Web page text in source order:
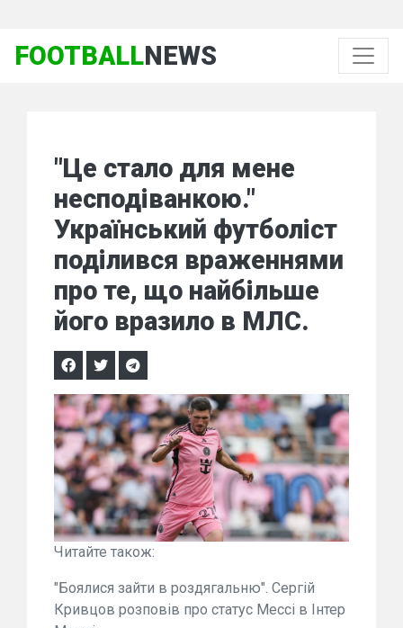
FOOTBALLNEWS
"Це стало для мене
несподіванкою."
Український футболіст
поділився враженнями
про те, що найбільше
його вразило в МЛС.
Читайте також:
"Боялися зайти в роздягальню". Сергій
Кривцов розповів про статус Мессі в Інтер